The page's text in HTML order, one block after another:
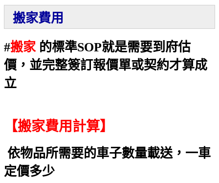
搬家費用
#搬家的標準SOP就是需要到府估
價，並完整簽訂報價單或契約才算成
立
【搬家費用計算】
依物品所需要的車子數量載送，一車
定價多少